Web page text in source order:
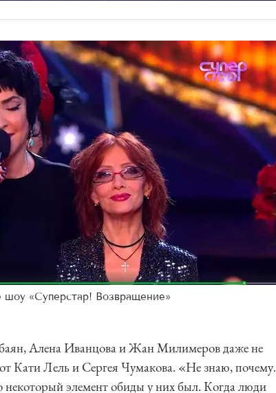
«Суперстар! Возвращение»
Алена Иванцова и Жан Милимеров даже не
Кати Лель и Сергея Чумакова. «Не знаю, почему.
некоторый элемент обиды у них был. Когда люди